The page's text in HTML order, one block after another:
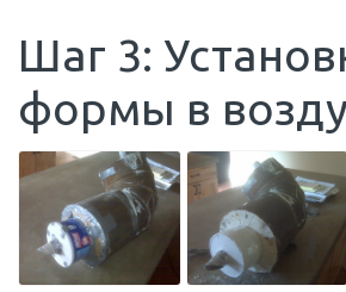
Шаг 3:
формы в